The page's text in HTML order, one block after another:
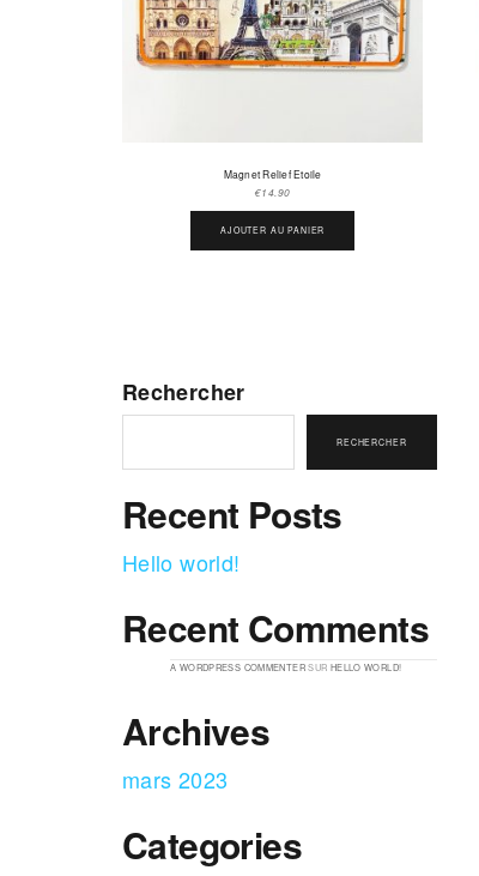
Magnet Relief Etoile
€14.90
AJOUTER AU PANIER
Rechercher
RECHERCHER
Recent Posts
Hello world!
Recent Comments
A WORDPRESS COMMENTERSUR HELLO WORLD!
Archives
mars 2023
Categories